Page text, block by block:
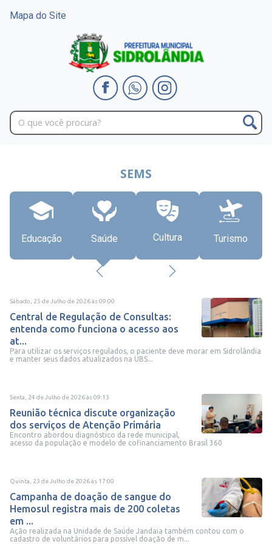
Mapa do Site
SEMS
Educação Saúde Cultura Turismo
Sábado, 25 de Julho de 2026às09:00
Central de Regulação de Consultas:
entenda como funciona o acesso aos
at...
Para utilizar os serviços regulados, o paciente deve morar em Sidrolândia
e manter seus dados atualizados na UBS...
Sexta, 24 de Julho de 2026às09:13
Reunião técnica discute organização
dos serviços de Atenção Primária
Encontro abordou diagnóstico da rede municipal,
acesso da população e modelo de cofinanciamento Brasil 360
Quinta, 23 de Julho de 2026às 17:00
Campanha de doação de sangue do
Hemosul registra mais de 200 coletas
em ...
Ação realizada na Unidade de Saúde Jandaia também contou com o
cadastro de voluntários para possível doação de m...